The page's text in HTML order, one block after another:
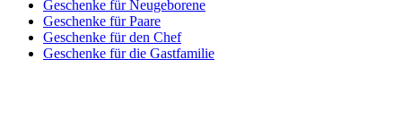
Geschenke für Neugeborene
Geschenke für Paare
Geschenke für den Chef
Geschenke für die Gastfamilie